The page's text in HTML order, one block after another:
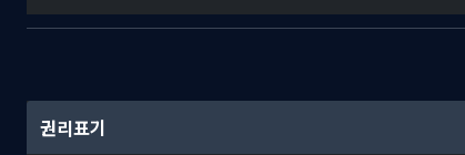
권리표기